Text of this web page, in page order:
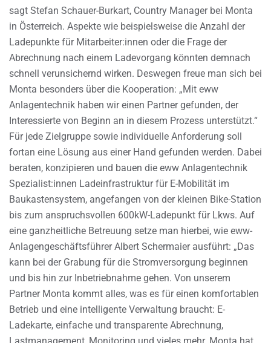
sagt Stefan Schauer-Burkart, Country Manager bei Monta
in Österreich. Aspekte wie beispielsweise die Anzahl der
Ladepunkte für Mitarbeiter:innen oder die Frage der
Abrechnung nach einem Ladevorgang könnten demnach
schnell verunsichernd wirken. Deswegen freue man sich bei
Monta besonders über die Kooperation: „Mit eww
Anlagentechnik haben wir einen Partner gefunden, der
Interessierte von Beginn an in diesem Prozess unterstützt.“
Für jede Zielgruppe sowie individuelle Anforderung soll
fortan eine Lösung aus einer Hand gefunden werden. Dabei
beraten, konzipieren und bauen die eww Anlagentechnik
Spezialist:innen Ladeinfrastruktur für E-Mobilität im
Baukastensystem, angefangen von der kleinen Bike-Station
bis zum anspruchsvollen 600kW-Ladepunkt für Lkws. Auf
eine ganzheitliche Betreuung setze man hierbei, wie eww-
Anlagengeschäftsführer Albert Schermaier ausführt: „Das
kann bei der Grabung für die Stromversorgung beginnen
und bis hin zur Inbetriebnahme gehen. Von unserem
Partner Monta kommt alles, was es für einen komfortablen
Betrieb und eine intelligente Verwaltung braucht: E-
Ladekarte, einfache und transparente Abrechnung,
Lastmanagement, Monitoring und vieles mehr. Monta hat